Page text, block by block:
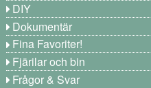
DIY
Dokumentär
Fina Favoriter!
Fjärilar och bin
Frågor & Svar